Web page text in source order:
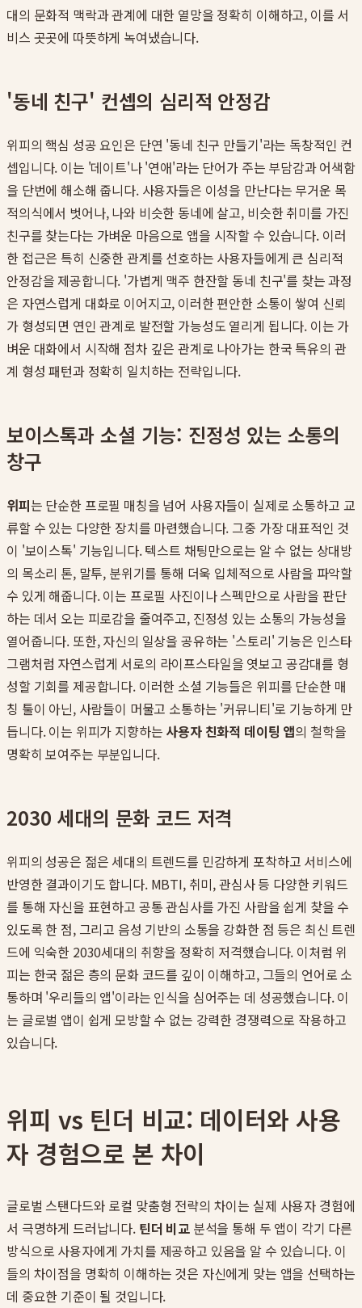
대의 문화적 맥락과 관계에 대한 열망을 정확히 이해하고, 이를 서
비스 곳곳에 따뜻하게 녹여냈습니다.
'동네 친구' 컨셉의 심리적 안정감
위피의 핵심 성공 요인은 단연 '동네 친구 만들기'라는 독창적인 컨
셉입니다. 이는 '데이트'나 '연애'라는 단어가 주는 부담감과 어색함
을 단번에 해소해 줍니다. 사용자들은 이성을 만난다는 무거운 목
적의식에서 벗어나, 나와 비슷한 동네에 살고, 비슷한 취미를 가진
친구를 찾는다는 가벼운 마음으로 앱을 시작할 수 있습니다. 이러
한 접근은 특히 신중한 관계를 선호하는 사용자들에게 큰 심리적
안정감을 제공합니다. '가볍게 맥주 한잔할 동네 친구'를 찾는 과정
은 자연스럽게 대화로 이어지고, 이러한 편안한 소통이 쌓여 신뢰
가 형성되면 연인 관계로 발전할 가능성도 열리게 됩니다. 이는 가
벼운 대화에서 시작해 점차 깊은 관계로 나아가는 한국 특유의 관
계 형성 패턴과 정확히 일치하는 전략입니다.
보이스톡과 소셜 기능: 진정성 있는 소통의
창구
위피는 단순한 프로필 매칭을 넘어 사용자들이 실제로 소통하고 교
류할 수 있는 다양한 장치를 마련했습니다. 그중 가장 대표적인 것
이 '보이스톡' 기능입니다. 텍스트 채팅만으로는 알 수 없는 상대방
의 목소리 톤, 말투, 분위기를 통해 더욱 입체적으로 사람을 파악할
수 있게 해줍니다. 이는 프로필 사진이나 스펙만으로 사람을 판단
하는 데서 오는 피로감을 줄여주고, 진정성 있는 소통의 가능성을
열어줍니다. 또한, 자신의 일상을 공유하는 '스토리' 기능은 인스타
그램처럼 자연스럽게 서로의 라이프스타일을 엿보고 공감대를 형
성할 기회를 제공합니다. 이러한 소셜 기능들은 위피를 단순한 매
칭 툴이 아닌, 사람들이 머물고 소통하는 '커뮤니티'로 기능하게 만
듭니다. 이는 위피가 지향하는 사용자 친화적 데이팅 앱의 철학을
명확히 보여주는 부분입니다.
2030 세대의 문화 코드 저격
위피의 성공은 젊은 세대의 트렌드를 민감하게 포착하고 서비스에
반영한 결과이기도 합니다. MBTI, 취미, 관심사 등 다양한 키워드
를 통해 자신을 표현하고 공통 관심사를 가진 사람을 쉽게 찾을 수
있도록 한 점, 그리고 음성 기반의 소통을 강화한 점 등은 최신 트렌
드에 익숙한 2030세대의 취향을 정확히 저격했습니다. 이처럼 위
피는 한국 젊은 층의 문화 코드를 깊이 이해하고, 그들의 언어로 소
통하며 '우리들의 앱'이라는 인식을 심어주는 데 성공했습니다. 이
는 글로벌 앱이 쉽게 모방할 수 없는 강력한 경쟁력으로 작용하고
있습니다.
위피 vs 틴더 비교: 데이터와 사용
자 경험으로 본 차이
글로벌 스탠다드와 로컬 맞춤형 전략의 차이는 실제 사용자 경험에
서 극명하게 드러납니다. 틴더 비교분석을 통해 두 앱이 각기 다른
방식으로 사용자에게 가치를 제공하고 있음을 알 수 있습니다. 이
들의 차이점을 명확히 이해하는 것은 자신에게 맞는 앱을 선택하는
데 중요한 기준이 될 것입니다.